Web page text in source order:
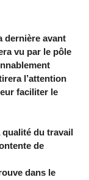
dernière avant
vu par le pôle
l’attention
faciliter le
qualité du travail
de
dans le